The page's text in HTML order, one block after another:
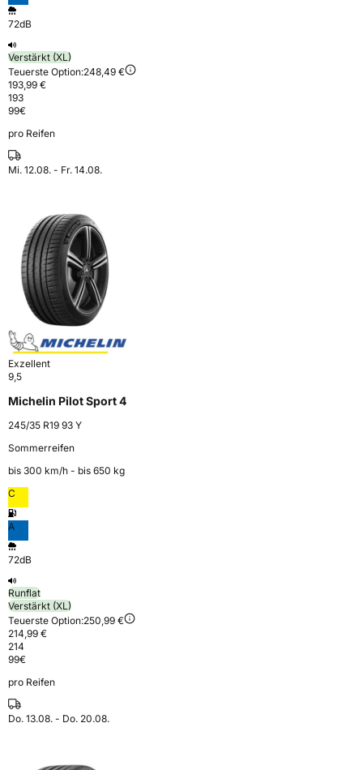
72dB
Verstärkt (XL)
Teuerste Option:248,49 €
193,99 €
193
99€
pro Reifen
Mi. 12.08. - Fr. 14.08.
Exzellent
9,5
Michelin Pilot Sport 4
245/35 R19 93 Y
Sommerreifen
bis 300 km⁠/⁠h - bis 650 kg
C
A
72dB
Runflat
Verstärkt (XL)
Teuerste Option:250,99 €
214,99 €
214
99€
pro Reifen
Do. 13.08. - Do. 20.08.